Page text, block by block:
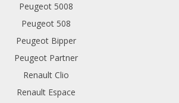
Peugeot 5008
Peugeot 508
Peugeot Bipper
Peugeot Partner
Renault Clio
Renault Espace